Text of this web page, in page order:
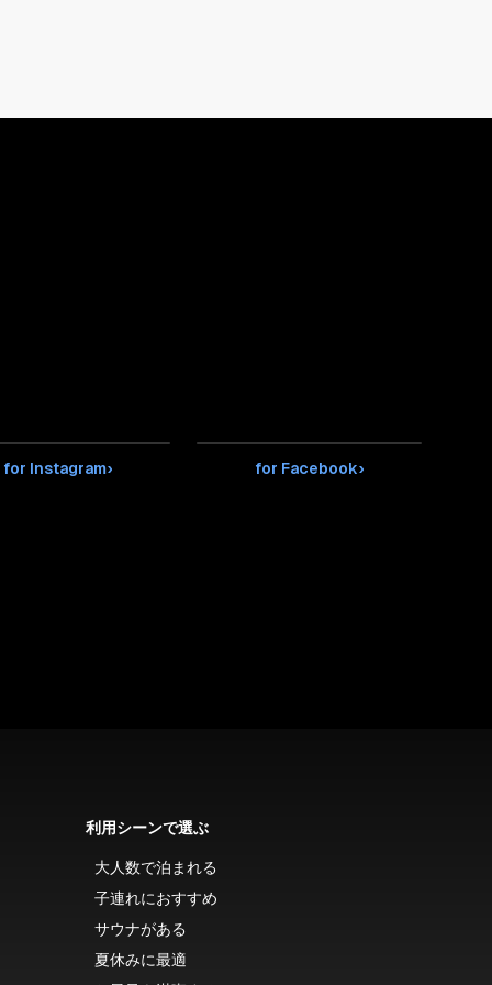
for Instagram› for Facebook›
利用シーンで選ぶ
大人数で泊まれる
子連れにおすすめ
サウナがある
夏休みに最適